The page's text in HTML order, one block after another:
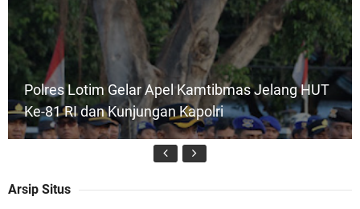
Polres Lotim Gelar Apel Kamtibmas Jelang HUT
Ke-81 RI dan Kunjungan Kapolri
Arsip Situs